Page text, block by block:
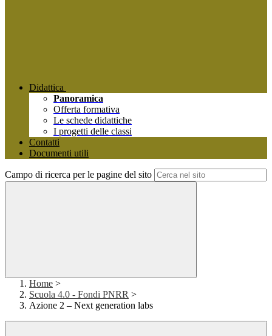
Didattica
Panoramica
Offerta formativa
Le schede didattiche
I progetti delle classi
Contatti
Documenti utili
Campo di ricerca per le pagine del sito
Home >
Scuola 4.0 - Fondi PNRR >
Azione 2 – Next generation labs